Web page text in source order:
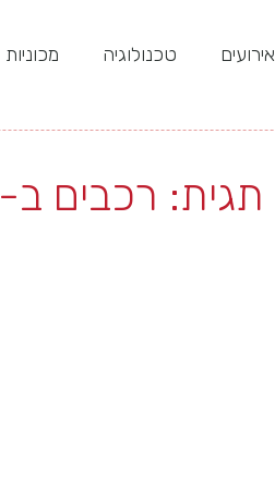
אירועים טכנולוגיה מכוניות
תגית: רכבים ב- 2023